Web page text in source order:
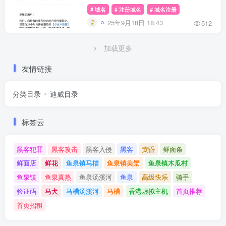
# 域名 # 注册域名 # 域名注册
25年9月18日 18:43 512
加载更多
友情链接
分类目录 迪威目录
标签云
黑客犯罪 黑客攻击 黑客入侵 黑客 黄昏
鲜面条
鲜面店
鲜花 鱼泉镇马槽 鱼泉镇美景
鱼泉镇木瓜村
鱼泉镇
鱼泉真热 鱼泉汤溪河 鱼泉 高级快乐
骑手
验证码
马犬 马槽汤溪河 马槽 香港虚拟主机
首页推荐
首页招租